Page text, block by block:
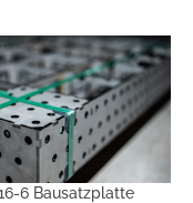
6 Bausatzplatte